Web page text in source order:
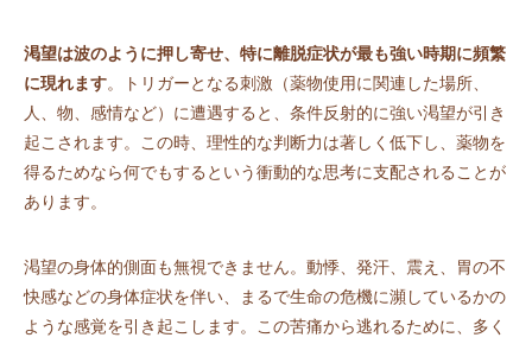
渇望は波のように押し寄せ、特に離脱症状が最も強い時期に頻繁
に現れます。トリガーとなる刺激（薬物使用に関連した場所、
人、物、感情など）に遭遇すると、条件反射的に強い渇望が引き
起こされます。この時、理性的な判断力は著しく低下し、薬物を
得るためなら何でもするという衝動的な思考に支配されることが
あります。
渇望の身体的側面も無視できません。動悸、発汗、震え、胃の不
快感などの身体症状を伴い、まるで生命の危機に瀕しているかの
ような感覚を引き起こします。この苦痛から逃れるために、多く